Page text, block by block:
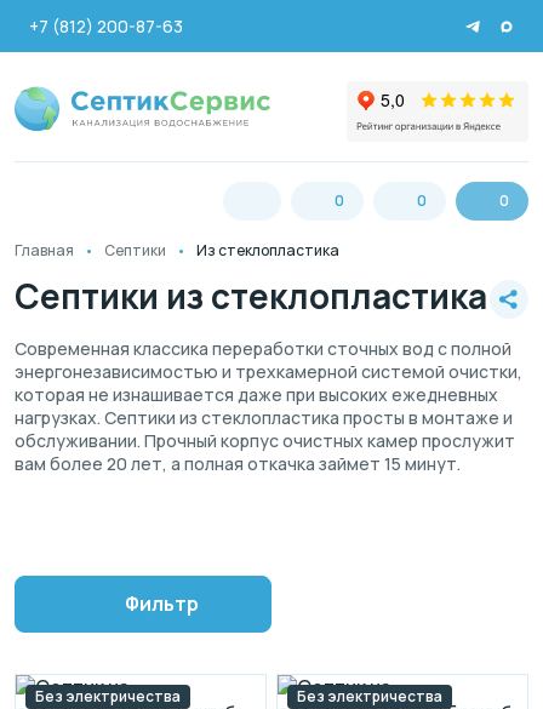
+7 (812) 200-87-63
0 0 0
Главная Септики Из стеклопластика
Септики из стеклопластика
Современная классика переработки сточных вод с полной
энергонезависимостью и трехкамерной системой очистки,
которая не изнашивается даже при высоких ежедневных
нагрузках. Септики из стеклопластика просты в монтаже и
обслуживании. Прочный корпус очистных камер прослужит
вам более 20 лет, а полная откачка займет 15 минут.
Фильтр
Без электричества Без электричества